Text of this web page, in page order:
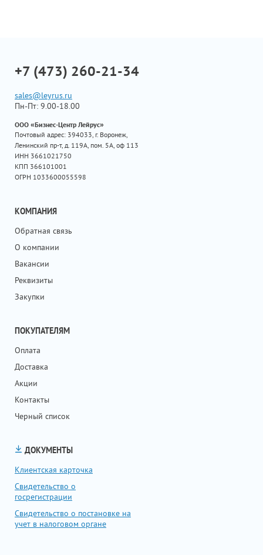
+7 (473) 260-21-34
sales@leyrus.ru
Пн-Пт: 9.00-18.00
ООО «Бизнес-Центр Лейрус»
Почтовый адрес: 394033, г. Воронеж,
Ленинский пр-т, д. 119А, пом. 5А, оф 113
ИНН 3661021750
КПП 366101001
ОГРН 1033600055598
КОМПАНИЯ
Обратная связь
О компании
Вакансии
Реквизиты
Закупки
ПОКУПАТЕЛЯМ
Оплата
Доставка
Акции
Контакты
Черный список
ДОКУМЕНТЫ
Клиентская карточка
Свидетельство о
госрегистрации
Свидетельство о постановке на
учет в налоговом органе